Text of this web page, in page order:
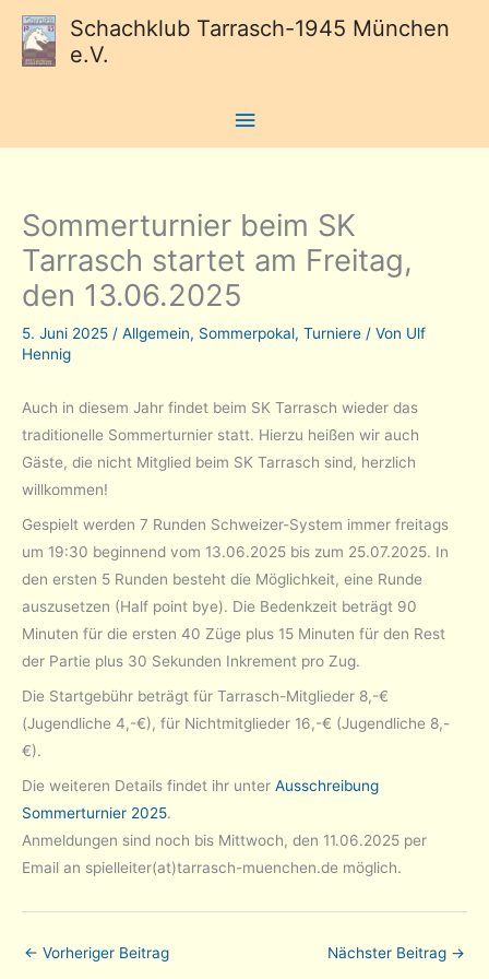
Schachklub Tarrasch-1945 München
e.V.
Hauptmenü
Sommerturnier beim SK
Tarrasch startet am Freitag,
den 13.06.2025
5. Juni 2025 / Allgemein, Sommerpokal, Turniere / Von Ulf
Hennig
Auch in diesem Jahr findet beim SK Tarrasch wieder das
traditionelle Sommerturnier statt. Hierzu heißen wir auch
Gäste, die nicht Mitglied beim SK Tarrasch sind, herzlich
willkommen!
Gespielt werden 7 Runden Schweizer-System immer freitags
um 19:30 beginnend vom 13.06.2025 bis zum 25.07.2025. In
den ersten 5 Runden besteht die Möglichkeit, eine Runde
auszusetzen (Half point bye). Die Bedenkzeit beträgt 90
Minuten für die ersten 40 Züge plus 15 Minuten für den Rest
der Partie plus 30 Sekunden Inkrement pro Zug.
Die Startgebühr beträgt für Tarrasch-Mitglieder 8,-€
(Jugendliche 4,-€), für Nichtmitglieder 16,-€ (Jugendliche 8,-
€).
Die weiteren Details findet ihr unter Ausschreibung
Sommerturnier 2025.
Anmeldungen sind noch bis Mittwoch, den 11.06.2025 per
Email an spielleiter(at)tarrasch-muenchen.de möglich.
← Vorheriger Beitrag Nächster Beitrag →